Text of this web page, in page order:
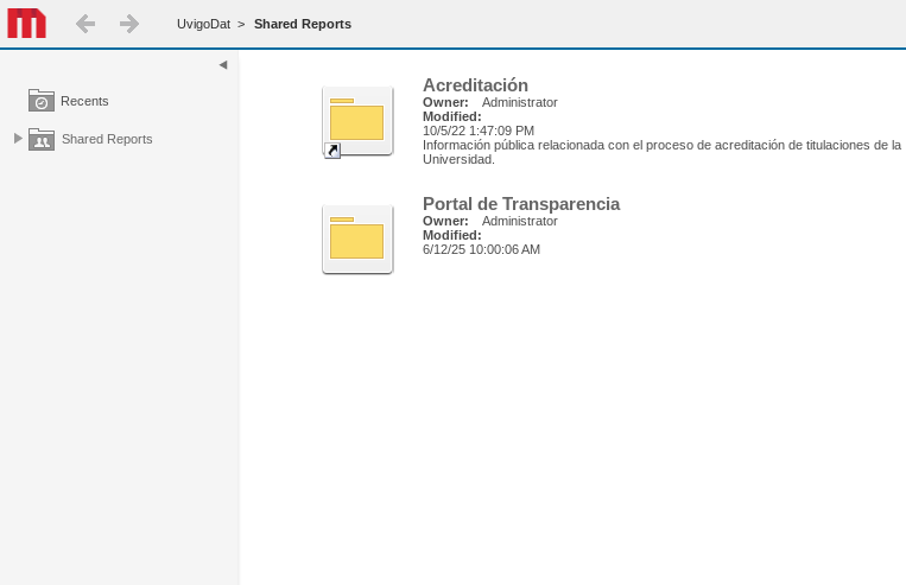
UvigoDat > Shared Reports
Recents
Shared Reports
Acreditación
Owner:
Administrator
Modified:
10/5/22 1:47:09 PM
Información pública relacionada con el proceso de acreditación de titulaciones de la
Universidad.
Portal de Transparencia
Owner:
Administrator
Modified:
6/12/25 10:00:06 AM